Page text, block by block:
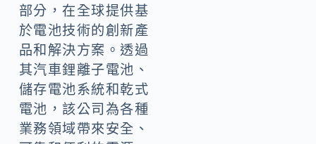
部分，在全球提供基
於電池技術的創新產
品和解決方案。透過
其汽車鋰離子電池、
儲存電池系統和乾式
電池，該公司為各種
業務領域帶來安全、